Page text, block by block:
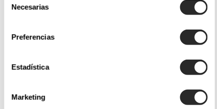
Necesarias
Preferencias
Estadística
Marketing